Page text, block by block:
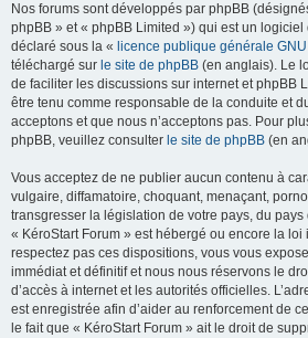
Nos forums sont développés par phpBB
phpBB » et « phpBB Limited ») qui est un
déclaré sous la « licence publique générale
téléchargé sur le site de phpBB (en anglais). Le
de faciliter les discussions sur internet et phpBB
être tenu comme responsable de la conduite et
acceptons et que nous n’acceptons pas. Pour
phpBB, veuillez consulter le site de phpBB (en
Vous acceptez de ne publier aucun contenu à
vulgaire, diffamatoire, choquant, menaçant,
transgresser la législation de votre pays, du
« KéroStart Forum » est hébergé ou encore la
respectez pas ces dispositions, vous vous
immédiat et définitif et nous nous réservons le
d’accès à internet et les autorités officielles.
est enregistrée afin d’aider au renforcement de
le fait que « KéroStart Forum » ait le droit de